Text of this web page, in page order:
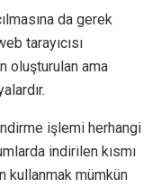
da gerek
tarayıcısı
oluşturulan ama
işlemi herhangi
indirilen kısmı
kullanmak mümkün